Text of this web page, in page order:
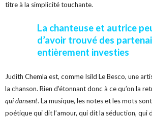
titre à la simplicité touchante.
La chanteuse et autrice
d’avoir trouvé des
entièrement investies
Judith Chemla est, comme Isild Le Besco, une
la chanson. Rien d’étonnant donc à ce qu’on la
qui dansent. La musique, les notes et les mots
poétique qui dit l’amour, qui dit la séduction, qui